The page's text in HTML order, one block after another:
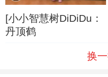
[小小智慧树DiDiDu：
丹顶鹤
换